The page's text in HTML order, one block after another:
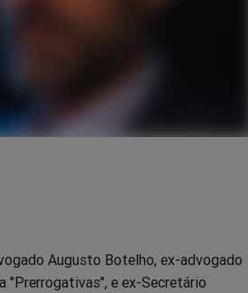
Augusto Botelho, ex-advogado
"Prerrogativas", e ex-Secretário